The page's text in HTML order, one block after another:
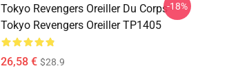
Tokyo Revengers Oreiller Du Corps -
Tokyo Revengers Oreiller TP1405
26,58 € $28.9
-18%